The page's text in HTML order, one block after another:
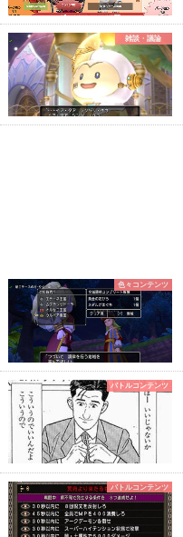
雑談・議論
色々コンテンツ
バトルコンテンツ
バトルコンテンツ